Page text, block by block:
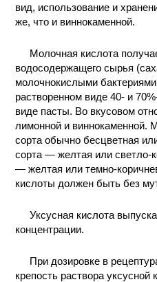
вид, использование и
же, что и виннокаменной.
Молочная кислота
водосодержащего сырья
молочнокислыми
растворенном виде 40- и
виде пасты. Во вкусовом
лимонной и виннокаменной.
сорта обычно бесцветная
сорта — желтая или светло-
— желтая или темно-
кислоты должен быть без
Уксусная кислота
концентрации.
При дозировке в
крепость раствора уксусной